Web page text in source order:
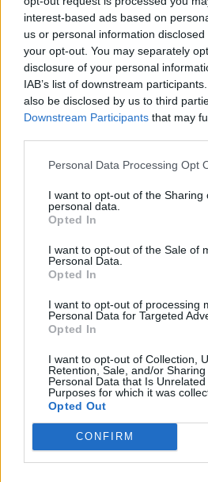
interest-based ads based on
us or personal information
your opt-out. You may separately
disclosure of your personal
IAB’s list of downstream
also be disclosed by us to third
Downstream Participants that may
Personal Data Processing Opt
I want to opt-out of the Sharing
personal data.
Opted In
I want to opt-out of the Sale of
Personal Data.
Opted In
I want to opt-out of processing
Personal Data for Targeted
Opted In
I want to opt-out of Collection,
Retention, Sale, and/or
Personal Data that Is
Purposes for which it was
Opted Out
CONFIRM
Sztuka
Jak wiele wiesz na
Dziecko w sztuce – 14
Samotność w sztuce -
dla o...